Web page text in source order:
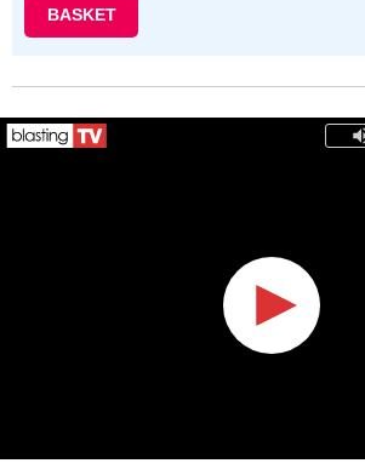
BASKET